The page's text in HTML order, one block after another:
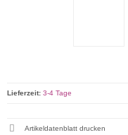
Lieferzeit: 3-4 Tage
Artikeldatenblatt drucken